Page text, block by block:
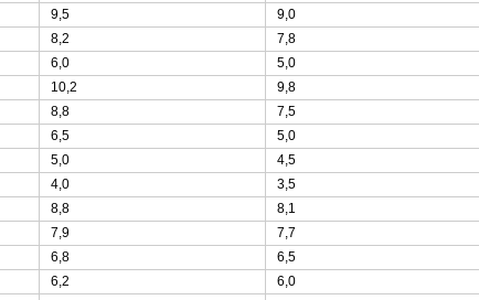
9,5
9,0
8,2
7,8
6,0
5,0
10,2
9,8
8,8
7,5
6,5
5,0
5,0
4,5
4,0
3,5
8,8
8,1
7,9
7,7
6,8
6,5
6,2
6,0